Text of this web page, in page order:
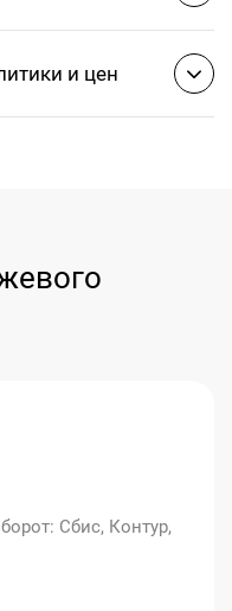
и цен
Сбис, Контур,